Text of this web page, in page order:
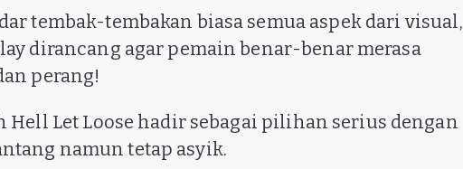
tembak-tembakan biasa semua aspek dari visual,
dirancang agar pemain benar-benar merasa
perang!
Hell Let Loose hadir sebagai pilihan serius dengan
namun tetap asyik.